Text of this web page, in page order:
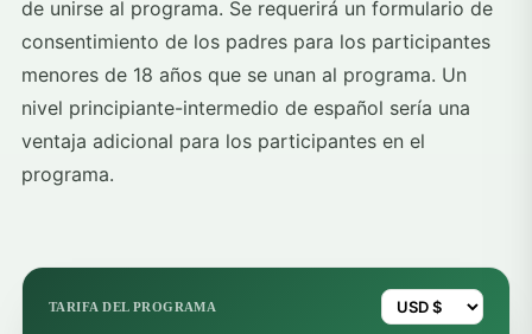
de unirse al programa. Se requerirá un formulario de
consentimiento de los padres para los participantes
menores de 18 años que se unan al programa. Un
nivel principiante-intermedio de español sería una
ventaja adicional para los participantes en el
programa.
TARIFA DEL PROGRAMA